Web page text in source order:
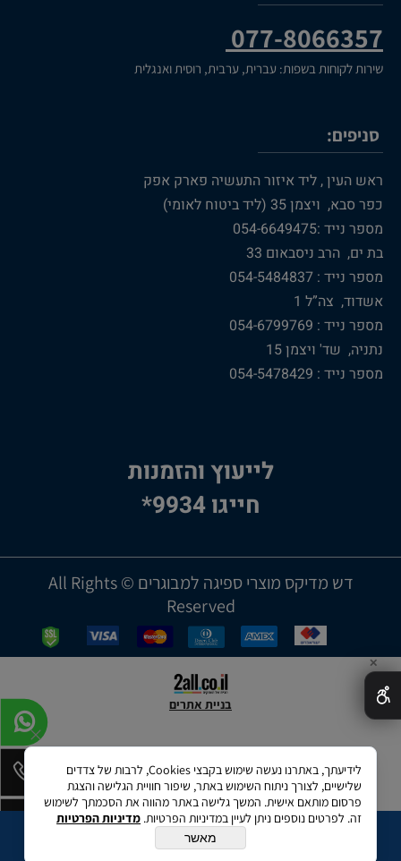
הוספה לסל
077-8066357
שירות לקוחות בשפות: עברית, ערבית, רוסית ואנגלית
סניפים:
ראש העין , ליד איזור התעשיה פארק אפק
כפר סבא, ויצמן 35 (ליד ביטוח לאומי)
מספר נייד :054-6649475
בת ים, הרב ניסבאום 33
מספר נייד : 054-5484837
אשדוד, צה”ל 1
מספר נייד : 054-6799769
נתניה, שד' ויצמן 15
מספר נייד : 054-5478429
לייעוץ והזמנות
חייגו 9934*
דש מדיקס מוצרי ספיגה למבוגרים © All Rights
Reserved
בניית אתרים
✕
לידיעתך, באתרנו נעשה שימוש בקבצי Cookies, לרבות של צדדים
שלישיים, לצורך ניתוח השימוש באתר, שיפור חוויית הגלישה והצגת
פרסום מותאם אישית. המשך גלישה באתר מהווה את הסכמתך לשימוש
זה. לפרטים נוספים ניתן לעיין במדיניות הפרטיות. מדיניות הפרטיות
מאשר